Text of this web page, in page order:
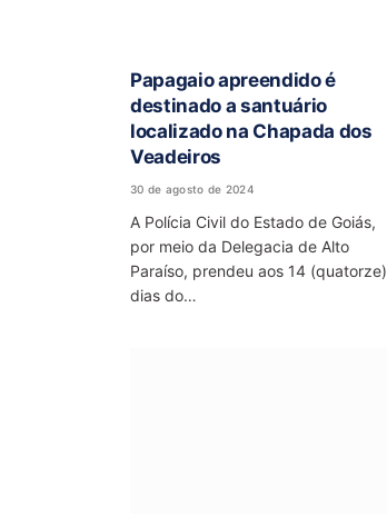
Papagaio apreendido é
destinado a santuário
localizado na Chapada dos
Veadeiros
30 de agosto de 2024
A Polícia Civil do Estado de Goiás,
por meio da Delegacia de Alto
Paraíso, prendeu aos 14 (quatorze)
dias do…